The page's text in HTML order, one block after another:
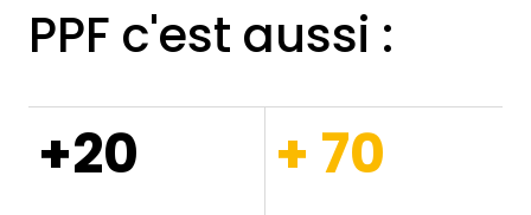
PPF c'est aussi :
+20 + 70